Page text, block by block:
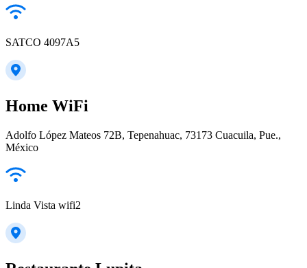
SATCO 4097A5
Home WiFi
Adolfo López Mateos 72B, Tepenahuac, 73173 Cuacuila, Pue.,
México
Linda Vista wifi2